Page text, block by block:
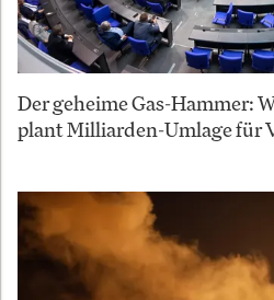
Der geheime Gas-Hammer:
plant Milliarden-Umlage für